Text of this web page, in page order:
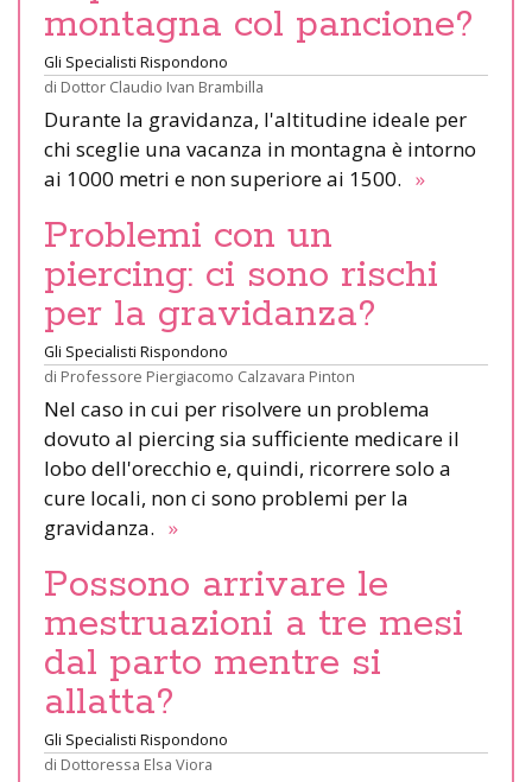
montagna col pancione?
Gli Specialisti Rispondono
di Dottor Claudio Ivan Brambilla
Durante la gravidanza, l'altitudine ideale per
chi sceglie una vacanza in montagna è intorno
ai 1000 metri e non superiore ai 1500. »
Problemi con un
piercing: ci sono rischi
per la gravidanza?
Gli Specialisti Rispondono
di Professore Piergiacomo Calzavara Pinton
Nel caso in cui per risolvere un problema
dovuto al piercing sia sufficiente medicare il
lobo dell'orecchio e, quindi, ricorrere solo a
cure locali, non ci sono problemi per la
gravidanza. »
Possono arrivare le
mestruazioni a tre mesi
dal parto mentre si
allatta?
Gli Specialisti Rispondono
di Dottoressa Elsa Viora